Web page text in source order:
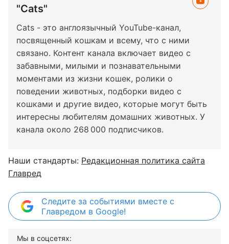
"Cats"
Cats - это англоязычный YouTube-канал,
посвященный кошкам и всему, что с ними
связано. Контент канала включает видео с
забавными, милыми и познавательными
моментами из жизни кошек, ролики о
поведении животных, подборки видео с
кошками и другие видео, которые могут быть
интересны любителям домашних животных. У
канала около 268 000 подписчиков.
Наши стандарты: Редакционная политика сайта
Главред
Следите за событиями вместе с
Главредом в Google!
Мы в соцсетях: